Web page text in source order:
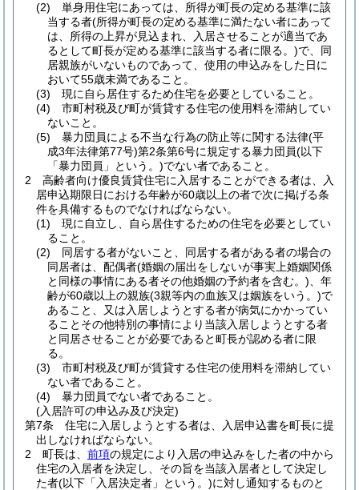
(2)
単身用住宅にあっては、所得が町長の定める基準に該
当する者(所得が町長の定める基準に満たない者にあって
は、所得の上昇が見込まれ、入居させることが適当であ
るとして町長が定める基準に該当する者に限る。)で、同
居親族がいないものであって、使用の申込みをした日に
おいて55歳未満であること。
(3)
現に自ら居住するため住宅を必要としていること。
(4)
市町村税及び町が賃貸する住宅の使用料を滞納してい
ないこと。
(5)
暴力団員による不当な行為の防止等に関する法律(平
成3年法律第77号)第2条第6号に規定する暴力団員(以下
「暴力団員」という。)でない者であること。
2
高齢者向け優良賃貸住宅に入居することができる者は、入
居申込期限日における年齢が60歳以上の者で次に掲げる条
件を具備するものでなければならない。
(1)
現に自立し、自ら居住するための住宅を必要としてい
ること。
(2)
同居する者がないこと、同居する者がある者の場合の
同居者は、配偶者(婚姻の届出をしないが事実上婚姻関係
と同様の事情にある者その他婚姻の予約者を含む。) 、年
齢が60歳以上の親族(3親等内の血族又は姻族をいう。)で
あること、又は入居しようとする者が病気にかかってい
ることその他特別の事情により当該入居しようとする者
と同居させることが必要であると町長が認める者に限
る。
(3)
市町村税及び町が賃貸する住宅の使用料を滞納してい
ない者であること。
(4)
暴力団員でない者であること。
(入居許可の申込み及び決定)
第7条
住宅に入居しようとする者は、入居申込書を町長に提
出しなければならない。
2
町長は、 前項の規定により入居の申込みをした者の中から
住宅の入居者を決定し、その旨を当該入居者として決定し
た者(以下「入居決定者」という。)に対し通知するものと